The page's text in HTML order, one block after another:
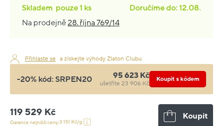
Skladem pouze1 ks
Doručíme do: 12.08.
Na prodejně28. října 769/14
Přihlaste se a získejte výhody Zlaton Clubu
-20% kód: SRPEN20 95 623 Kč
ušetříte 23 906 Kč
Koupit s kódem
119 529 Kč
Garance nejnižší ceny:3 151 Kč/g
Koupit